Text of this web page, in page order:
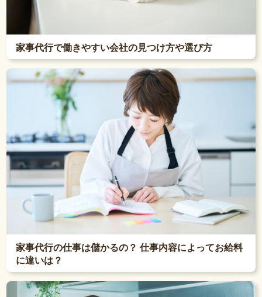
家事代行で働きやすい会社の見つけ方や選び方
家事代行の仕事は儲かるの？ 仕事内容によってお給料
に違いは？